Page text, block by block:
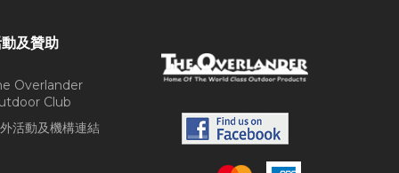
及贊助
Overlander
Club
活動及機構連結